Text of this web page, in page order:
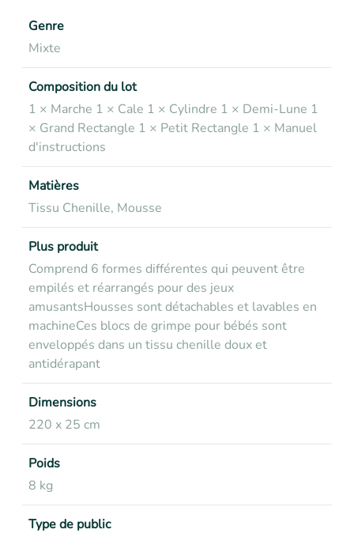
Genre
Mixte
Composition du lot
1 × Marche 1 × Cale 1 × Cylindre 1 × Demi-Lune 1
× Grand Rectangle 1 × Petit Rectangle 1 × Manuel
d'instructions
Matières
Tissu Chenille, Mousse
Plus produit
Comprend 6 formes différentes qui peuvent être
empilés et réarrangés pour des jeux
amusantsHousses sont détachables et lavables en
machineCes blocs de grimpe pour bébés sont
enveloppés dans un tissu chenille doux et
antidérapant
Dimensions
220 x 25 cm
Poids
8 kg
Type de public